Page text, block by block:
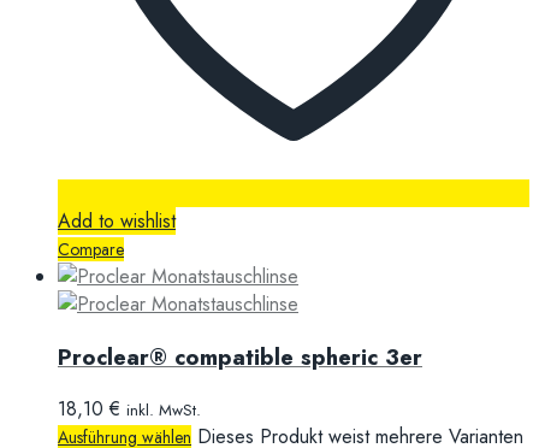
Add to wishlist
Compare
Proclear® compatible spheric 3er
18,10€ inkl. MwSt.
Ausführung wählen Dieses Produkt weist mehrere Varianten